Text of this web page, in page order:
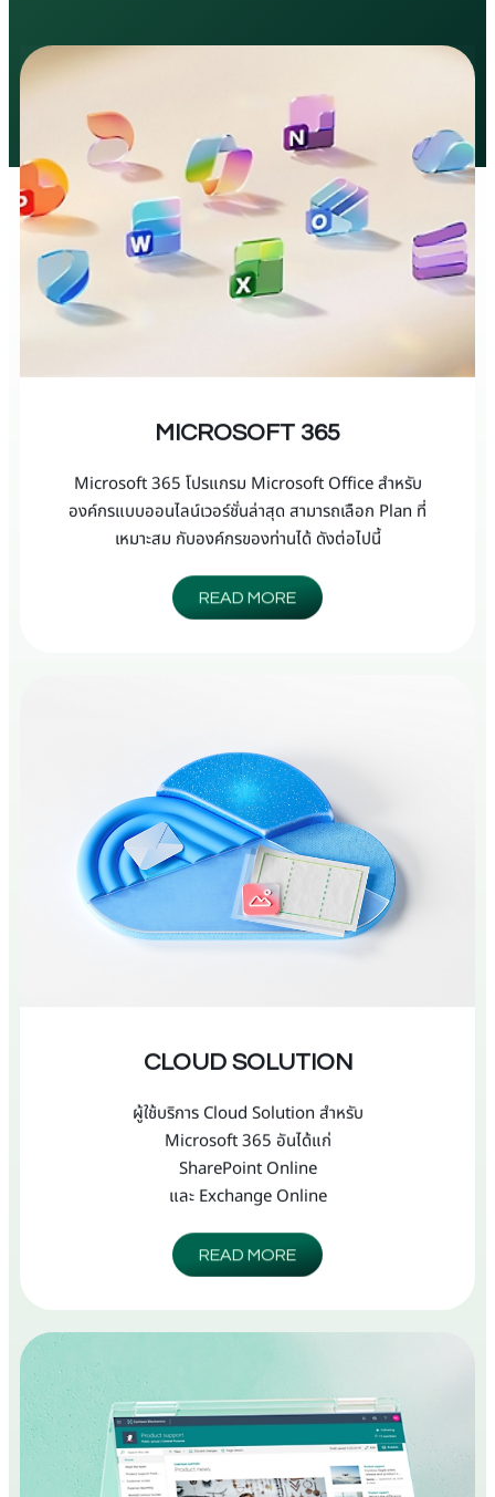
MICROSOFT 365
Microsoft 365 โปรแกรม Microsoft Office สำหรับ
องค์กรแบบออนไลน์เวอร์ชั่นล่าสุด สามารถเลือก Plan ที่
เหมาะสม กับองค์กรของท่านได้ ดังต่อไปนี้
READ MORE
CLOUD SOLUTION
ผู้ใช้บริการ Cloud Solution สำหรับ
Microsoft 365 อันได้แก่
SharePoint Online
และ Exchange Online
READ MORE